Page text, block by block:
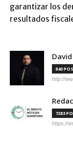
garantizar los
resultados
840
http://
7283
https://